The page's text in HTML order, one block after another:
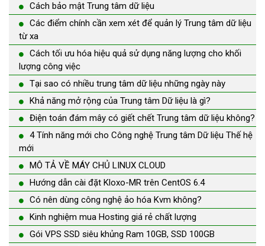
Cách bảo mật Trung tâm dữ liệu
Các điểm chính cần xem xét để quản lý Trung tâm dữ liệu
từ xa
Cách tối ưu hóa hiệu quả sử dụng năng lượng cho khối
lượng công việc
Tại sao có nhiều trung tâm dữ liệu những ngày này
Khả năng mở rộng của Trung tâm Dữ liệu là gì?
Điện toán đám mây có giết chết Trung tâm dữ liệu không?
4 Tính năng mới cho Công nghệ Trung tâm Dữ liệu Thế hệ
mới
MÔ TẢ VỀ MÁY CHỦ LINUX CLOUD
Hướng dẫn cài đặt Kloxo-MR trên CentOS 6.4
Có nên dùng công nghệ ảo hóa Kvm không?
Kinh nghiệm mua Hosting giá rẻ chất lượng
Gói VPS SSD siêu khủng Ram 10GB, SSD 100GB